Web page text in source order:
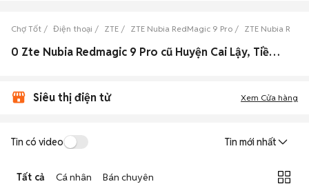
Chợ Tốt Điện thoại ZTE ZTE Nubia RedMagic 9 Pro ZTE Nubia
0 Zte Nubia Redmagic 9 Pro cũ Huyện Cai Lậy, Tiền Giang đẹp
Siêu thị điện tử Xem Cửa hàng
Tin có video Tin mới nhất
Tất cả Cá nhân Bán chuyên